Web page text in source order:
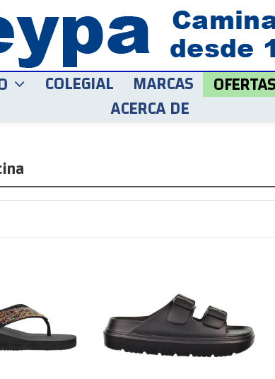
COLEGIAL MARCAS OFERTAS
ACERCA DE